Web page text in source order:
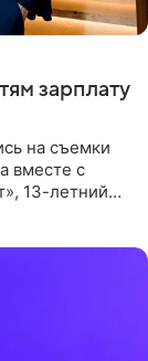
зарплату
на съемки
вместе с
13-летний